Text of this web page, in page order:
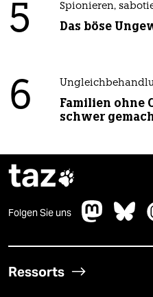
5 Spionieren,
Das böse
6
Familien ohne
schwer
taz
Folgen Sie uns
Ressorts